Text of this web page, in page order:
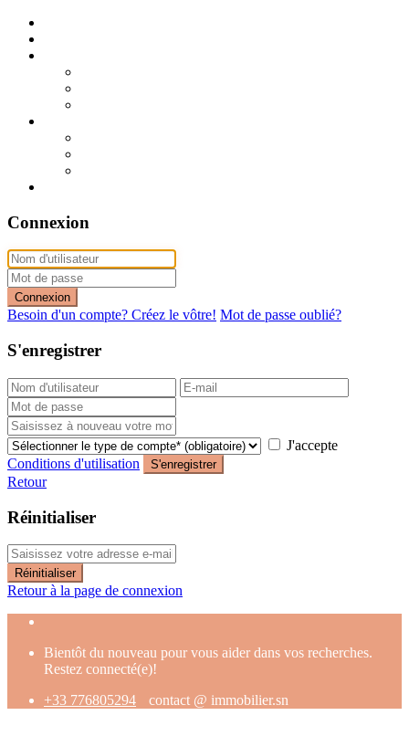
Connexion
Connexion
Besoin d'un compte? Créez le vôtre! Mot de passe oublié?
S'enregistrer
J'accepte
Conditions d'utilisation
S'enregistrer
Retour
Réinitialiser
Réinitialiser
Retour à la page de connexion
Bientôt du nouveau pour vous aider dans vos recherches.
Restez connecté(e)!
+33 776805294
contact @ immobilier.sn